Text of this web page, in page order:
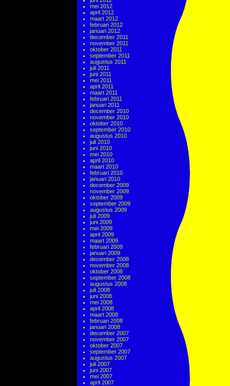
mei 2012
april 2012
maart 2012
februari 2012
januari 2012
december 2011
november 2011
oktober 2011
september 2011
augustus 2011
juli 2011
juni 2011
mei 2011
april 2011
maart 2011
februari 2011
januari 2011
december 2010
november 2010
oktober 2010
september 2010
augustus 2010
juli 2010
juni 2010
mei 2010
april 2010
maart 2010
februari 2010
januari 2010
december 2009
november 2009
oktober 2009
september 2009
augustus 2009
juli 2009
juni 2009
mei 2009
april 2009
maart 2009
februari 2009
januari 2009
december 2008
november 2008
oktober 2008
september 2008
augustus 2008
juli 2008
juni 2008
mei 2008
april 2008
maart 2008
februari 2008
januari 2008
december 2007
november 2007
oktober 2007
september 2007
augustus 2007
juli 2007
juni 2007
mei 2007
april 2007